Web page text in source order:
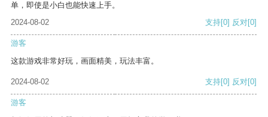
单，即使是小白也能快速上手。
2024-08-02
支持[0] 反对[0]
游客
这款游戏非常好玩，画面精美，玩法丰富。
2024-08-02 支持[0] 反对[0]
游客